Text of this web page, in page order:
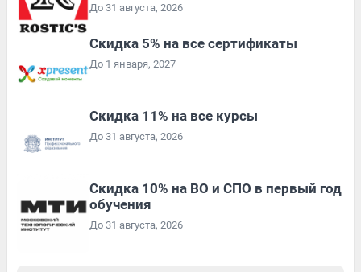
До 31 августа, 2026
Скидка 5% на все сертификаты
До 1 января, 2027
Скидка 11% на все курсы
До 31 августа, 2026
Скидка 10% на ВО и СПО в первый год
обучения
До 31 августа, 2026